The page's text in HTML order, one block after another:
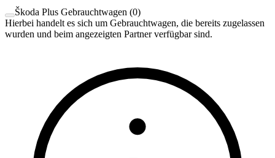
Škoda Plus Gebrauchtwagen (0)
Hierbei handelt es sich um Gebrauchtwagen, die bereits zugelassen
wurden und beim angezeigten Partner verfügbar sind.